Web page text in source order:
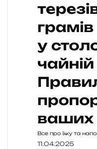
грамів
у
ваших
Все про їжу та
11.04.2025